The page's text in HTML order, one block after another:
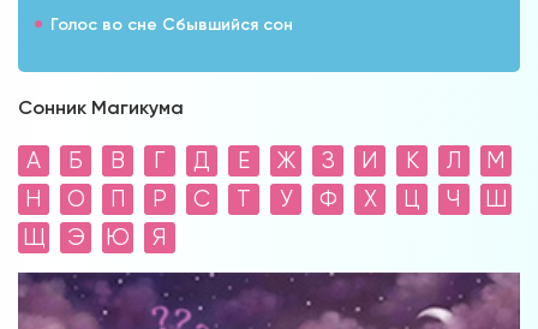
Голос во сне Сбывшийся сон
Сонник Магикума
А Б В Г Д Е Ж З И К Л
М
Н
О П Р С Т У Ф Х Ц Ч
Ш
Щ
Э Ю Я